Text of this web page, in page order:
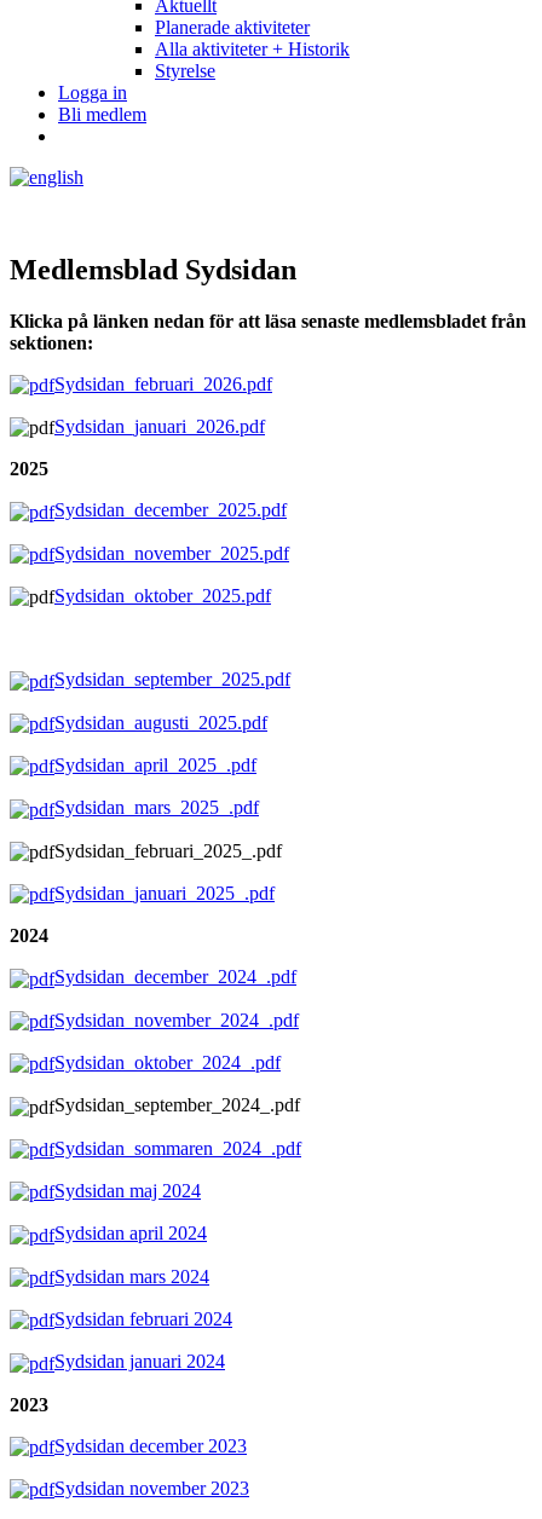
Aktuellt
Planerade aktiviteter
Alla aktiviteter + Historik
Styrelse
Logga in
Bli medlem
Medlemsblad Sydsidan
Klicka på länken nedan för att läsa senaste medlemsbladet från
sektionen:
Sydsidan_februari_2026.pdf
Sydsidan_januari_2026.pdf
2025
Sydsidan_december_2025.pdf
Sydsidan_november_2025.pdf
Sydsidan_oktober_2025.pdf
Sydsidan_september_2025.pdf
Sydsidan_augusti_2025.pdf
Sydsidan_april_2025_.pdf
Sydsidan_mars_2025_.pdf
Sydsidan_februari_2025_.pdf
Sydsidan_januari_2025_.pdf
2024
Sydsidan_december_2024_.pdf
Sydsidan_november_2024_.pdf
Sydsidan_oktober_2024_.pdf
Sydsidan_september_2024_.pdf
Sydsidan_sommaren_2024_.pdf
Sydsidan maj 2024
Sydsidan april 2024
Sydsidan mars 2024
Sydsidan februari 2024
Sydsidan januari 2024
2023
Sydsidan december 2023
Sydsidan november 2023